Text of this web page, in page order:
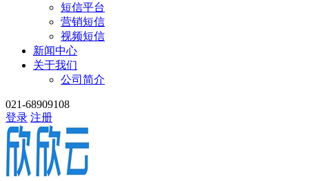
短信平台
营销短信
视频短信
新闻中心
关于我们
公司简介
021-68909108
登录 注册